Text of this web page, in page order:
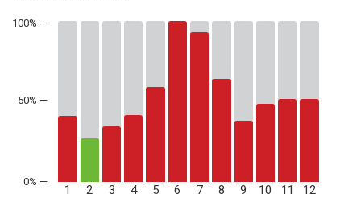
50% —
1 2 3 4 5 6 7 8 9 10 11 12